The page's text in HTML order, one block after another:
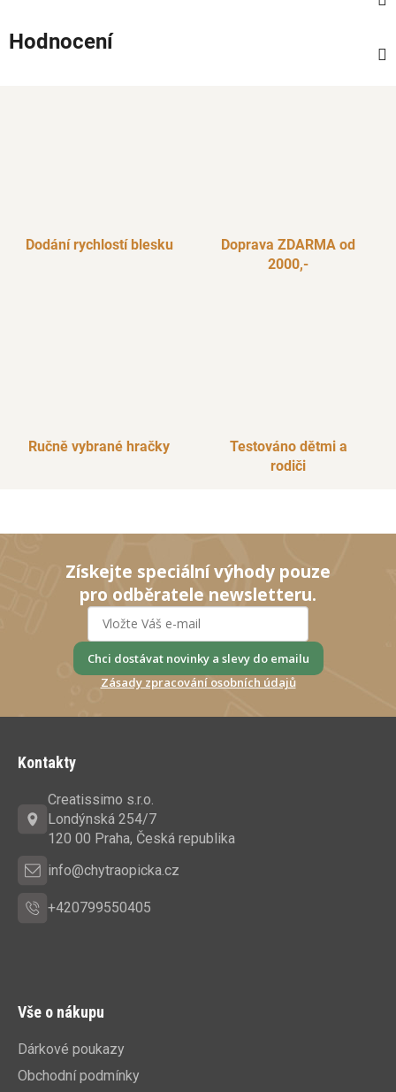
Hodnocení
Dodání rychlostí blesku
Doprava ZDARMA od
2000,-
Ručně vybrané hračky
Testováno dětmi a
rodiči
Získejte speciální výhody pouze
pro odběratele newsletteru.
Chci dostávat novinky a slevy do emailu
Zásady zpracování osobních údajů
Kontakty
Creatissimo s.r.o.
Londýnská 254/7
120 00 Praha, Česká republika
info@chytraopicka.cz
+420799550405
Vše o nákupu
Dárkové poukazy
Obchodní podmínky